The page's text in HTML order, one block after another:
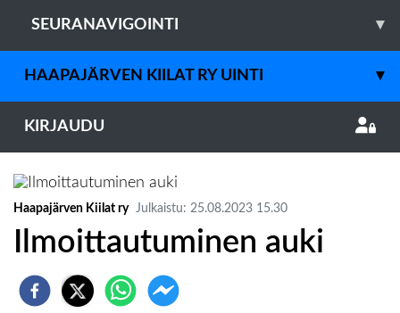
SEURANAVIGOINTI ▾
HAAPAJÄRVEN KIILAT RY UINTI ▾
KIRJAUDU
Haapajärven Kiilat ry Julkaistu: 25.08.2023 15.30
Ilmoittautuminen auki